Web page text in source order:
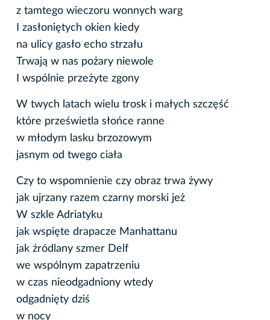
z tamtego wieczoru wonnych warg
I zasłoniętych okien kiedy
na ulicy gasło echo strzału
Trwają w nas pożary niewole
I wspólnie przeżyte zgony
W twych latach wielu trosk i małych szczęść
które prześwietla słońce ranne
w młodym lasku brzozowym
jasnym od twego ciała
Czy to wspomnienie czy obraz trwa żywy
jak ujrzany razem czarny morski jeż
W szkle Adriatyku
jak wspięte drapacze Manhattanu
jak źródlany szmer Delf
we wspólnym zapatrzeniu
w czas nieodgadniony wtedy
odgadnięty dziś
w nocy